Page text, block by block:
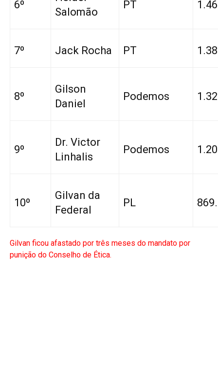
6º
Salomão
PT
7º Jack Rocha PT
8º
Gilson
Daniel
Podemos
9º
Dr. Victor
Linhalis
Podemos
10º
Gilvan da
Federal
PL
Gilvan ficou afastado por três meses do mandato por
punição do Conselho de Ética.